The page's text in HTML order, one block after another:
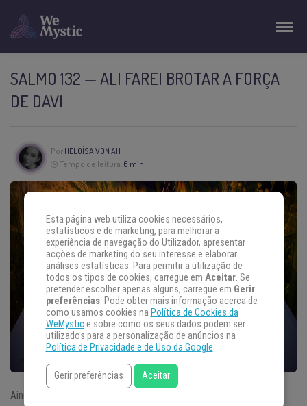
SALMO 132 — ALI FAREI BROTAR A FORÇA
DE DAVI
Por HELOÍSA VON AH
Tempo de leitura: 6 min
Ainda parte dos cânticos de romagem, o Salmo 132 trata-se de
Esta página web utiliza cookies necessários,
estatísticos e de marketing, para melhorar a
experiência de navegação do Utilizador, apresentar
acções de marketing do seu interesse e elaborar
análises estatísticas. Para permitir a utilização de
todos os tipos de cookies, carregue em Aceitar. Se
pretender escolher apenas alguns, carregue em Gerir
preferências. Pode obter mais informação acerca de
como usamos cookies na Política de Cookies da
WeMystice sobre como os seus dados podem ser
utilizados para a personalização de anúncios na
Política de Privacidade e de Uso da Google.
Gerir preferências Aceitar